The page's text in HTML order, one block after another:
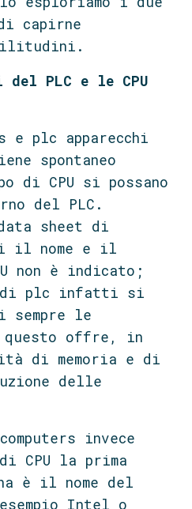
capirne
PLC e le CPU
e plc apparecchi
spontaneo
di CPU si possano
del PLC.
sheet di
il nome e il
non è indicato;
di plc infatti si
sempre le
questo offre, in
di memoria e di
delle
invece
CPU la prima
è il nome del
Intel o